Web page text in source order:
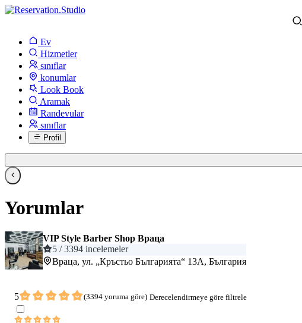
Ev
Hizmetler
sınıflar
konumlar
Look Book
Aramak
Randevular
sınıflar
Profil
Yorumlar
VIP Style Barber Shop Враца
5 / 3394 incelemeler
Враца, ул. „Кръстьо Българията“ 13А, България
5 (3394 yoruma göre) Derecelendirmeye göre filtrele